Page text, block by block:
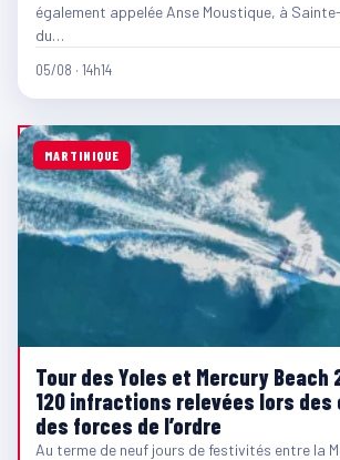
également appelée Anse Moustique, à
du…
05/08 · 14h14
MARTINIQUE
Tour des Yoles et Mercury Beach
120 infractions relevées lors
des forces de l’ordre
Au terme de neuf jours de festivités entre la